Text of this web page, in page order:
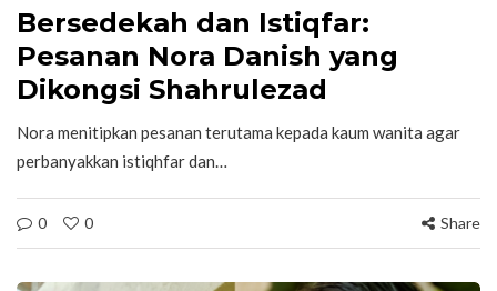
Bersedekah dan Istiqfar:
Pesanan Nora Danish yang
Dikongsi Shahrulezad
Nora menitipkan pesanan terutama kepada kaum wanita agar
perbanyakkan istiqhfar dan…
0 0 Share